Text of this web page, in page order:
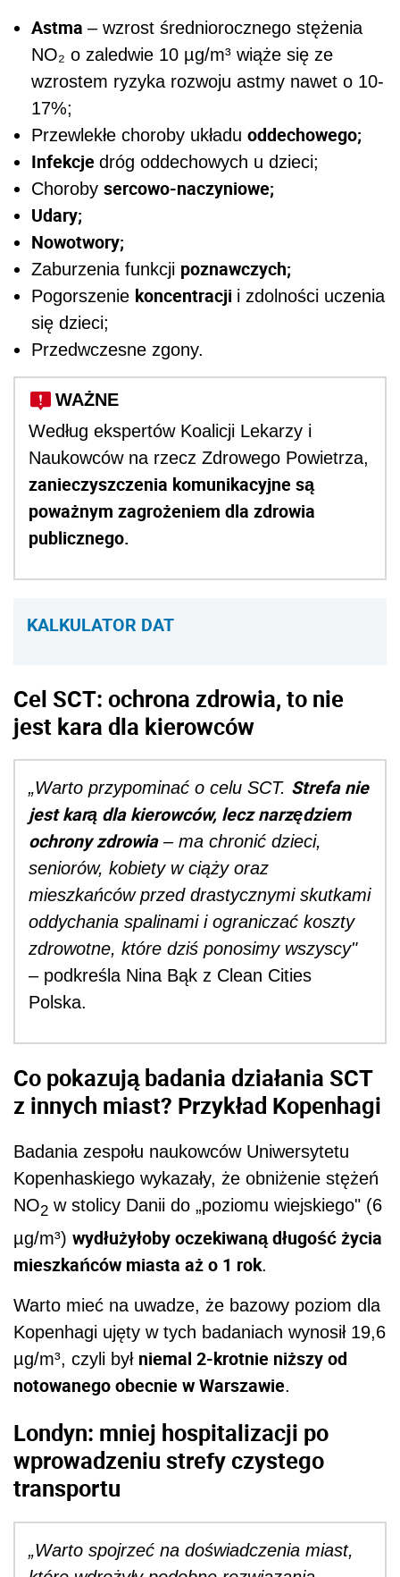
Astma – wzrost średniorocznego stężenia
NO₂ o zaledwie 10 µg/m³ wiąże się ze
wzrostem ryzyka rozwoju astmy nawet o 10-
17%;
Przewlekłe choroby układu oddechowego;
Infekcje dróg oddechowych u dzieci;
Choroby sercowo-naczyniowe;
Udary;
Nowotwory;
Zaburzenia funkcji poznawczych;
Pogorszenie koncentracji i zdolności uczenia
się dzieci;
Przedwczesne zgony.
WAŻNE
Według ekspertów Koalicji Lekarzy i
Naukowców na rzecz Zdrowego Powietrza,
zanieczyszczenia komunikacyjne są
poważnym zagrożeniem dla zdrowia
publicznego.
KALKULATOR DAT
Cel SCT: ochrona zdrowia, to nie
jest kara dla kierowców
„Warto przypominać o celu SCT. Strefa nie
jest karą dla kierowców, lecz narzędziem
ochrony zdrowia– ma chronić dzieci,
seniorów, kobiety w ciąży oraz
mieszkańców przed drastycznymi skutkami
oddychania spalinami i ograniczać koszty
zdrowotne, które dziś ponosimy wszyscy"
– podkreśla Nina Bąk z Clean Cities
Polska.
Co pokazują badania działania SCT
z innych miast? Przykład Kopenhagi
Badania zespołu naukowców Uniwersytetu
Kopenhaskiego wykazały, że obniżenie stężeń
NO2 w stolicy Danii do „poziomu wiejskiego" (6
µg/m³) wydłużyłoby oczekiwaną długość życia
mieszkańców miasta aż o 1 rok.
Warto mieć na uwadze, że bazowy poziom dla
Kopenhagi ujęty w tych badaniach wynosił 19,6
µg/m³, czyli był niemal 2-krotnie niższy od
notowanego obecnie w Warszawie.
Londyn: mniej hospitalizacji po
wprowadzeniu strefy czystego
transportu
„Warto spojrzeć na doświadczenia miast,